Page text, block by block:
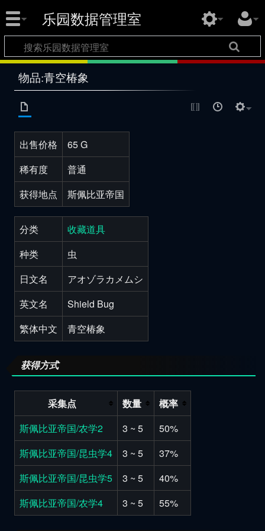
乐园数据管理室
物品:青空椿象
出售价格
65 G
稀有度
普通
获得地点
斯佩比亚帝国
分类
收藏道具
种类
虫
日文名
アオゾラカメムシ
英文名
Shield Bug
繁体中文
青空椿象
获得方式
采集点 数量
概率
斯佩比亚帝国/农学2
3 ~ 5
50%
斯佩比亚帝国/昆虫学4
3 ~ 5
37%
斯佩比亚帝国/昆虫学5
3 ~ 5
40%
斯佩比亚帝国/农学4
3 ~ 5 55%